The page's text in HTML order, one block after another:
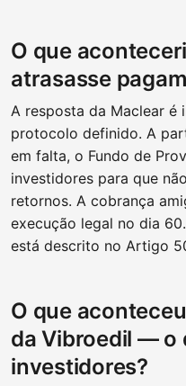
O que
atrasasse
A resposta da Maclear é
protocolo definido. A
em falta, o Fundo de
investidores para que
retornos. A cobrança
execução legal no dia
está descrito no Artigo
O que
da Vibroedil — o
investidores?